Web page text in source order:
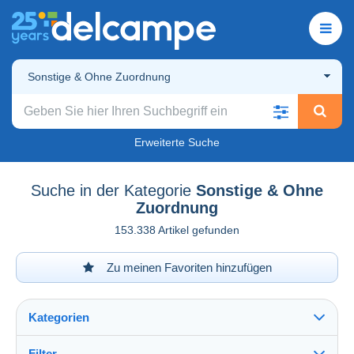
Sonstige & Ohne Zuordnung
Erweiterte Suche
Suche in der Kategorie Sonstige & Ohne
Zuordnung
153.338 Artikel gefunden
Zu meinen Favoriten hinzufügen
Kategorien